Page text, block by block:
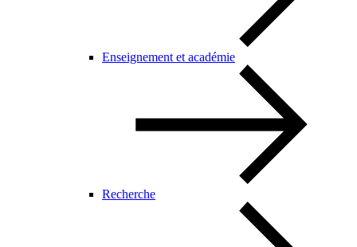
Enseignement et académie
Recherche